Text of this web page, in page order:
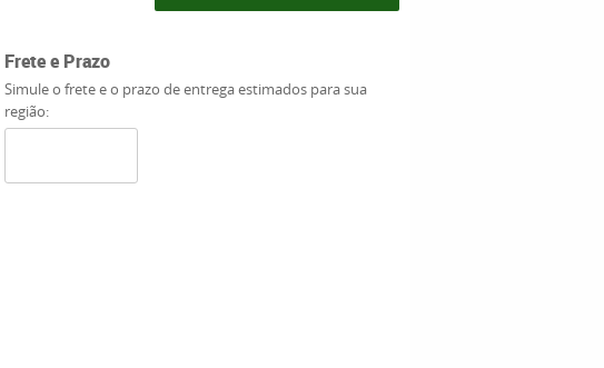
Frete e Prazo
Simule o frete e o prazo de entrega estimados para sua
região: